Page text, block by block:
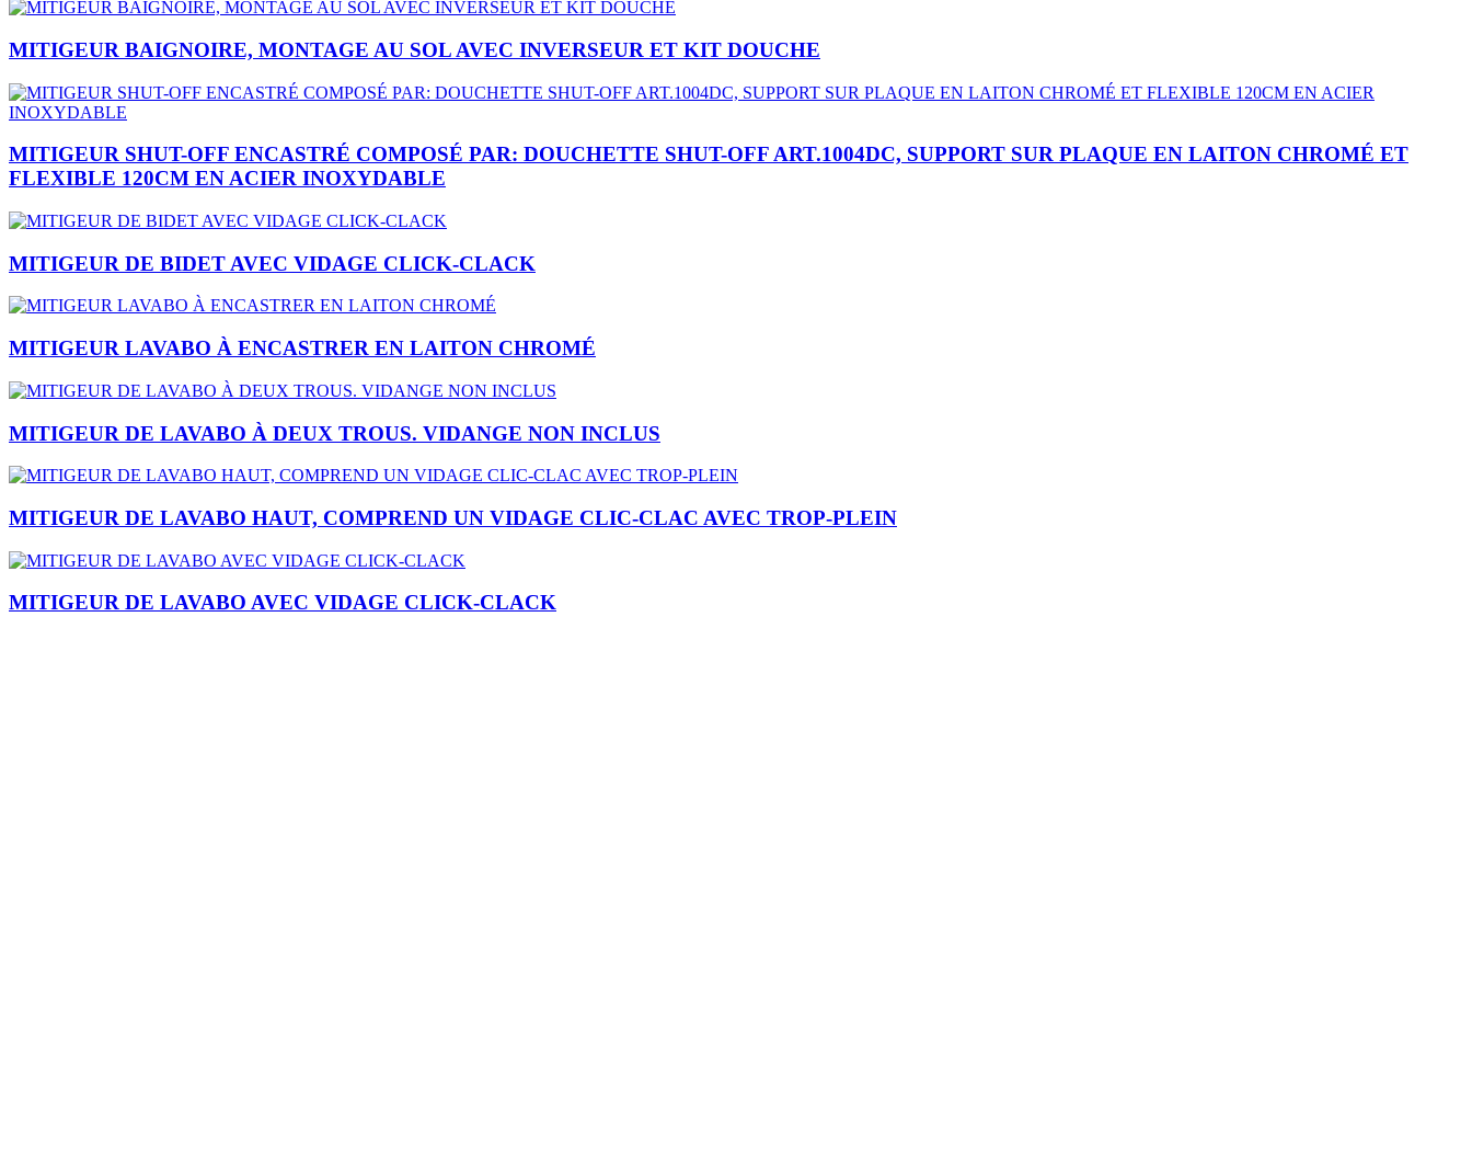
MITIGEUR BAIGNOIRE, MONTAGE AU SOL AVEC INVERSEUR ET KIT DOUCHE
MITIGEUR SHUT-OFF ENCASTRÉ COMPOSÉ PAR: DOUCHETTE SHUT-OFF ART.1004DC, SUPPORT SUR PLAQUE EN LAITON CHROMÉ ET
FLEXIBLE 120CM EN ACIER INOXYDABLE
MITIGEUR DE BIDET AVEC VIDAGE CLICK-CLACK
MITIGEUR LAVABO À ENCASTRER EN LAITON CHROMÉ
MITIGEUR DE LAVABO À DEUX TROUS. VIDANGE NON INCLUS
MITIGEUR DE LAVABO HAUT, COMPREND UN VIDAGE CLIC-CLAC AVEC TROP-PLEIN
MITIGEUR DE LAVABO AVEC VIDAGE CLICK-CLACK